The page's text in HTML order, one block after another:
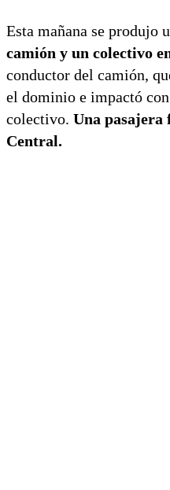
Esta mañana se produjo
camión y un colectivo
conductor del camión,
el dominio e impactó
colectivo. Una pasajera
Central.